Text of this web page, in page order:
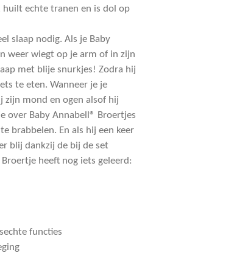
huilt echte tranen en is dol op
slaap nodig. Als je Baby
weer wiegt op je arm of in zijn
met blije snurkjes! Zodra hij
te eten. Wanneer je je
zijn mond en ogen alsof hij
over Baby Annabell® Broertjes
brabbelen. En als hij een keer
blij dankzij de bij de set
heeft nog iets geleerd:
functies